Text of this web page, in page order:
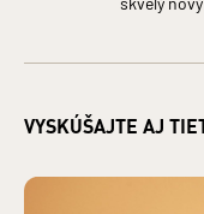
VYSKÚŠAJTE AJ